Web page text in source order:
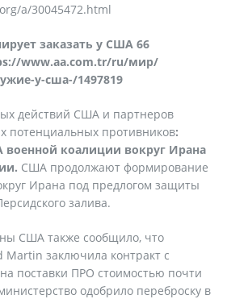
a/30045472.html
заказать у США 66
www.aa.com.tr/ru/мир/
у-сша-/1497819
действий США и партнеров
потенциальных противников:
коалиции вокруг Ирана
США продолжают формирование
Ирана под предлогом защиты
залива.
США также сообщило, что
Martin заключила контракт с
поставки ПРО стоимостью почти
одобрило переброску в